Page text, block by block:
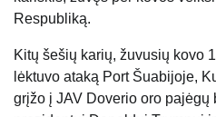
Respubliką.
Kitų šešių karių, žuvusių kovo
lėktuvo ataką Port Šuabijoje,
grįžo į JAV Doverio oro pajėgų